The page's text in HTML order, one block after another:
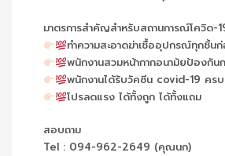
มาตรการสำคัญสำหรับสถานการณ์โควิด-
ทำความสะอาดฆ่าเชื้ออุปกรณ์ทุกชิ้น
พนักงานสวมหน้ากากอนามัยป้องกัน
พนักงานได้รับวัคซีน covid-19 คร
โปรลดแรง ได้ทั้งถูก ได้ทั้งแถม
สอบถาม
Tel : 094-962-2649 (คุณนก)